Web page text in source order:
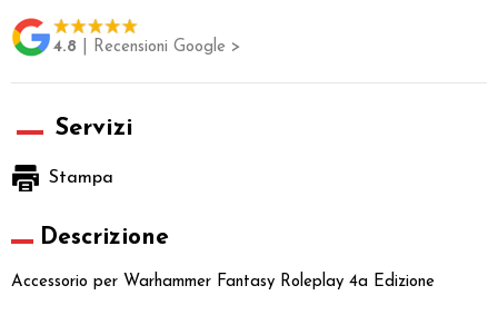
4.8 | Recensioni Google >
Servizi
Stampa
Descrizione
Accessorio per Warhammer Fantasy Roleplay 4a Edizione